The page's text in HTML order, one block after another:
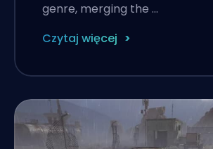
genre, merging the …
Czytaj więcej